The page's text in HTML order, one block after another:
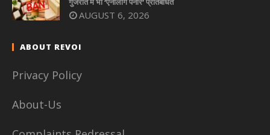
AUGUST 6, 2026
ABOUT REVOI
Privacy Policy
About-Us